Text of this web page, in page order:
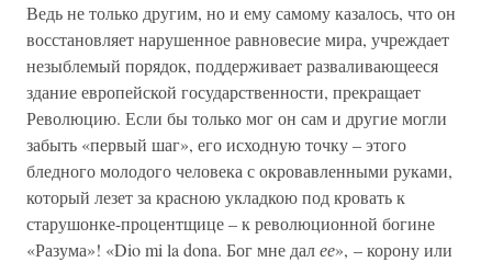
Ведь не только другим, но и ему самому казалось, что он
восстановляет нарушенное равновесие мира, учреждает
незыблемый порядок, поддерживает разваливающееся
здание европейской государственности, прекращает
Революцию. Если бы только мог он сам и другие могли
забыть «первый шаг», его исходную точку – этого
бледного молодого человека с окровавленными руками,
который лезет за красною укладкою под кровать к
старушонке-процентщице – к революционной богине
«Разума»! «Dio mi la dona. Бог мне далее», – корону или